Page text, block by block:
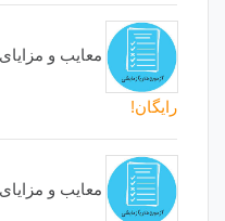
معایب و
رایگان!
معایب و